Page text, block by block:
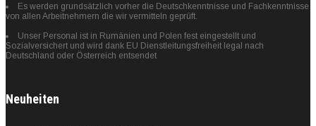
Es werden grundsätzlich vorher die Deutschkenntnisse und Fachkenntnisse
von allen Arbeitnehmern die wir vermitteln geprüft.
Unser Personal ist in Rumänien und Polen fest eingestellt und
Sozialversichert und wird dank EU Dienstleitungsfreiheit legal nach
Deutschland oder Österreich entsendet
Neuheiten